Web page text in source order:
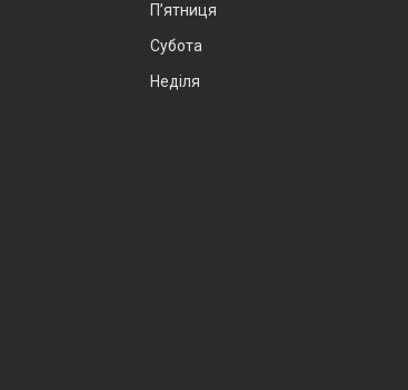
Пʼятниця
Субота
Неділя